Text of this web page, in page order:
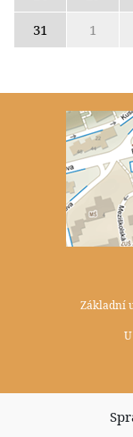
31
1
Základní